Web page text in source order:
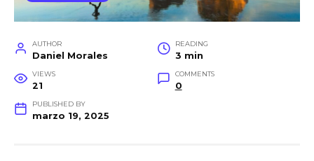
AUTHOR
Daniel Morales
READING
3 min
VIEWS
21
COMMENTS
0
PUBLISHED BY
marzo 19, 2025